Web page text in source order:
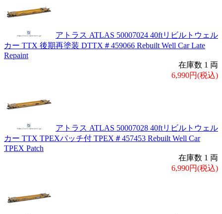
アトラス ATLAS 50007024 40ftリビルトウェル
カー TTX 後期再塗装 DTTX＃459066 Rebuilt Well Car Late
Repaint
在庫数 1 両
6,990円(税込)
アトラス ATLAS 50007028 40ftリビルトウェル
カー TTX TPEXパッチ付 TPEX＃457453 Rebuilt Well Car
TPEX Patch
在庫数 1 両
6,990円(税込)